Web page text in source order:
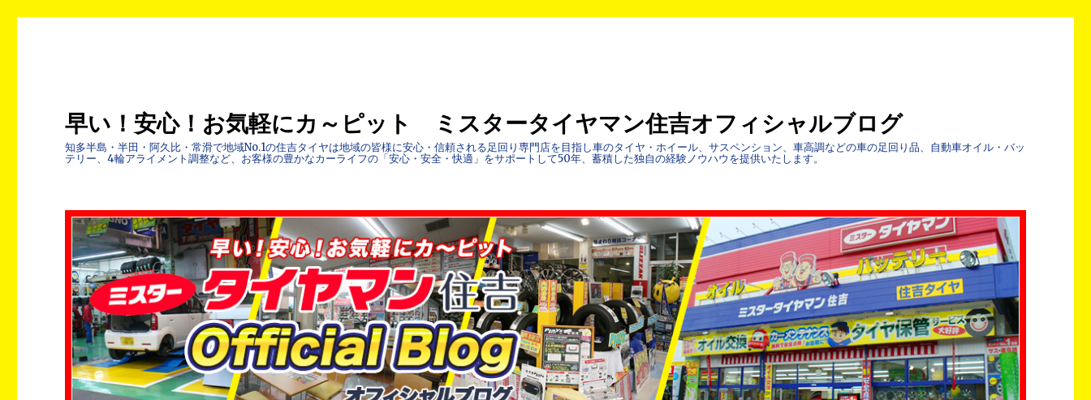
早い！安心！お気軽にカ～ピット ミスタータイヤマン住吉オフィシャルブログ
知多半島・半田・阿久比・常滑で地域No.1の住吉タイヤは地域の皆様に安心・信頼される足回り専門店を目指し車のタイヤ・ホイール、サスペンション、車高調などの車の足回り品、自動車オイル・バッ
テリー、4輪アライメント調整など、お客様の豊かなカーライフの「安心・安全・快適」をサポートして50年、蓄積した独自の経験ノウハウを提供いたします。